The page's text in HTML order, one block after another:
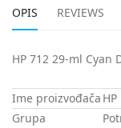
OPIS REVIEWS
HP 712 29-ml Cyan
Ime proizvođača HP
Grupa